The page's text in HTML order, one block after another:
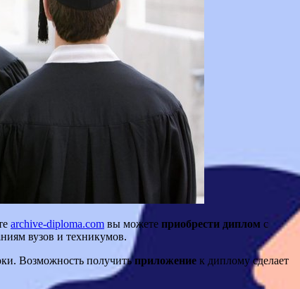
archive-diploma.com вы можете приобрести диплом с
вузов и техникумов.
Возможность получитьприложение к диплому сделает